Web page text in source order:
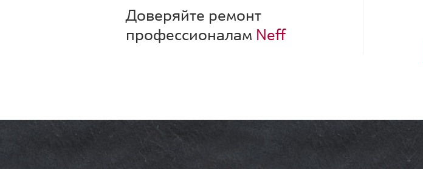
Доверяйте ремонт
профессионалам Neff